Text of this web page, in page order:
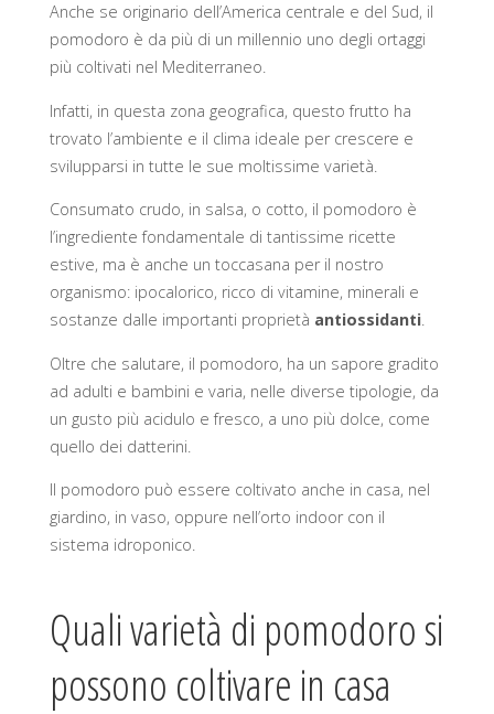
Anche se originario dell’America centrale e del Sud, il
pomodoro è da più di un millennio uno degli ortaggi
più coltivati nel Mediterraneo.
Infatti, in questa zona geografica, questo frutto ha
trovato l’ambiente e il clima ideale per crescere e
svilupparsi in tutte le sue moltissime varietà.
Consumato crudo, in salsa, o cotto, il pomodoro è
l’ingrediente fondamentale di tantissime ricette
estive, ma è anche un toccasana per il nostro
organismo: ipocalorico, ricco di vitamine, minerali e
sostanze dalle importanti proprietà antiossidanti.
Oltre che salutare, il pomodoro, ha un sapore gradito
ad adulti e bambini e varia, nelle diverse tipologie, da
un gusto più acidulo e fresco, a uno più dolce, come
quello dei datterini.
Il pomodoro può essere coltivato anche in casa, nel
giardino, in vaso, oppure nell’orto indoor con il
sistema idroponico.
Quali varietà di pomodoro si
possono coltivare in casa